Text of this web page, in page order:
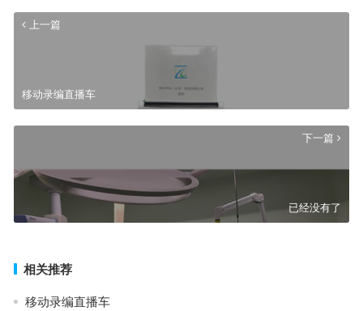
上一篇
移动录编直播车
下一篇
已经没有了
相关推荐
移动录编直播车